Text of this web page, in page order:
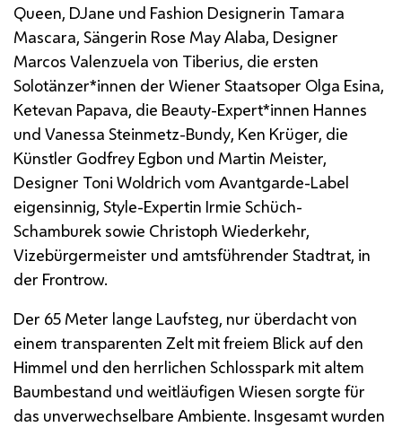
Queen, DJane und Fashion Designerin Tamara
Mascara, Sängerin Rose MayAlaba, Designer
Marcos Valenzuela von Tiberius, die ersten
Solotänzer*innen der Wiener Staatsoper Olga Esina,
Ketevan Papava, die Beauty-Expert*innen Hannes
und Vanessa Steinmetz-Bundy, Ken Krüger, die
Künstler Godfrey Egbon und Martin Meister,
Designer Toni Woldrich vom Avantgarde-Label
eigensinnig, Style-Expertin Irmie Schüch-
Schamburek sowie Christoph Wiederkehr,
Vizebürgermeister und amtsführender Stadtrat, in
der Frontrow.
Der 65 Meter lange Laufsteg, nur überdacht von
einem transparenten Zelt mit freiem Blick auf den
Himmel und den herrlichen Schlosspark mit altem
Baumbestand und weitläufigen Wiesen sorgte für
das unverwechselbare Ambiente. Insgesamt wurden